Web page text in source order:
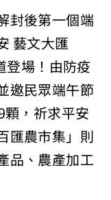
封後第一個端
藝文大匯
場！由防疫
邀民眾端午節
，祈求平安
匯農市集」則
品、農產加工